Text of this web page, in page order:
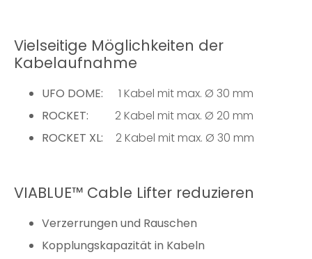
Vielseitige Möglichkeiten der
Kabelaufnahme
UFO DOME:
1 Kabel mit max. Ø 30 mm
ROCKET:
2 Kabel mit max. Ø 20 mm
ROCKET XL:
2 Kabel mit max. Ø 30 mm
VIABLUE™ Cable Lifter reduzieren
Verzerrungen und Rauschen
Kopplungskapazität in Kabeln